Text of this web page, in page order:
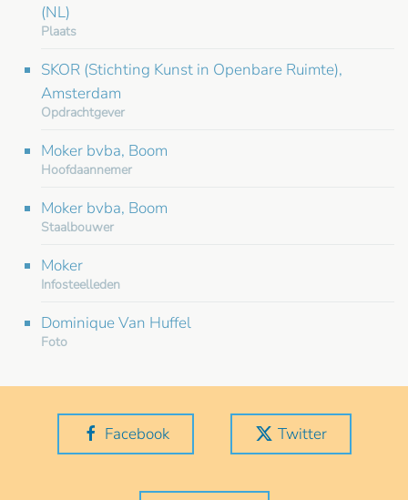
(NL)
Plaats
SKOR (Stichting Kunst in Openbare Ruimte),
Amsterdam
Opdrachtgever
Moker bvba, Boom
Hoofdaannemer
Moker bvba, Boom
Staalbouwer
Moker
Infosteelleden
Dominique Van Huffel
Foto
Facebook Twitter